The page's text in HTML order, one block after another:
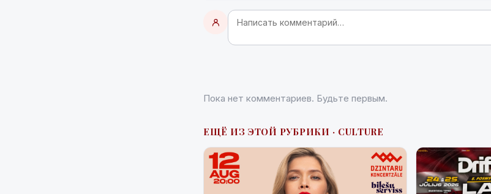
Пока нет комментариев. Будьте первым.
ЕЩЁ ИЗ ЭТОЙ РУБРИКИ · CULTURE